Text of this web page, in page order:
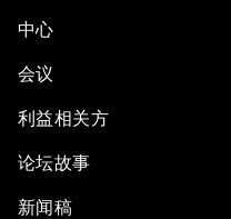
中心
会议
利益相关方
论坛故事
新闻稿